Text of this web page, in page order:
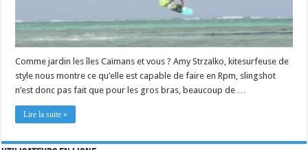
Comme jardin les îles Caïmans et vous ? Amy Strzalko, kitesurfeuse de
style nous montre ce qu’elle est capable de faire en Rpm, slingshot
n’est donc pas fait que pour les gros bras, beaucoup de …
Lire la suite »